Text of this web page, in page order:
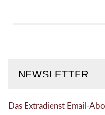
NEWSLETTER
Das Extradienst Email-Abo